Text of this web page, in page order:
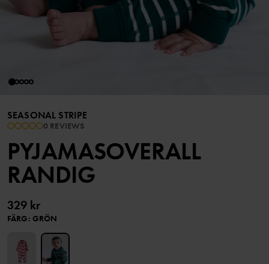
SEASONAL STRIPE
0 REVIEWS
PYJAMASOVERALL
RANDIG
329 kr
FÄRG: GRÖN